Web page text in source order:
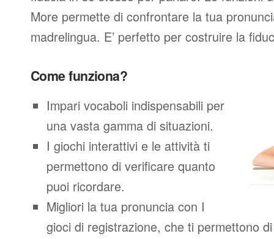
More permette di confrontare la tua
madrelingua. E’ perfetto per costruire la
Come funziona?
Impari vocaboli indispensabili per
una vasta gamma di situazioni.
I giochi interattivi e le attività ti
permettono di verificare quanto
puoi ricordare.
Migliori la tua pronuncia con I
gioci di registrazione, che ti permettono